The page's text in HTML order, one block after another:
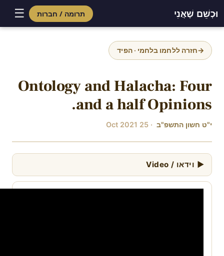
וּכְשֵׁם שֶׁאֲנִי תרומה / חברות ☰
→חזרה ללחמו בלחמי · הפיד
Ontology and Halacha: Four
and a half Opinions.
י"ט חשון התשפ"ב · 25 Oct 2021
▶ וידאו / Video